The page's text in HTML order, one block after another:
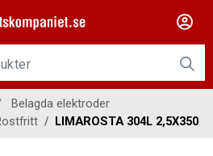
Belagda elektroder
LIMAROSTA 304L 2,5X350